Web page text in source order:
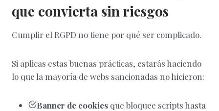
que convierta sin riesgos
Cumplir el RGPD no tiene por qué ser complicado.
Si aplicas estas buenas prácticas, estarás haciendo
lo que la mayoría de webs sancionadas no hicieron:
Banner de cookies que bloquee scripts hasta